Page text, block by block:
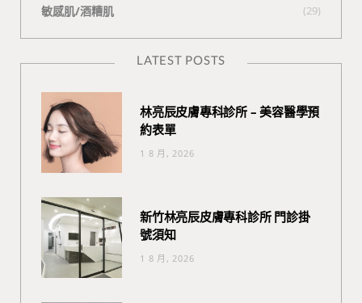
敏感肌/酒糟肌 (29)
LATEST POSTS
林亮辰皮膚專科診所 – 美容醫學預
約表單
1 8 月, 2026
新竹林亮辰皮膚專科診所 門診掛
號須知
1 8 月, 2026